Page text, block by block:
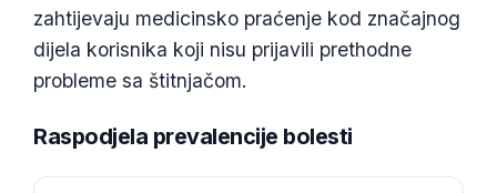
zahtijevaju medicinsko praćenje kod značajnog
dijela korisnika koji nisu prijavili prethodne
probleme sa štitnjačom.
Raspodjela prevalencije bolesti
Монгол
ພາສາລາວ
Basa Jawa